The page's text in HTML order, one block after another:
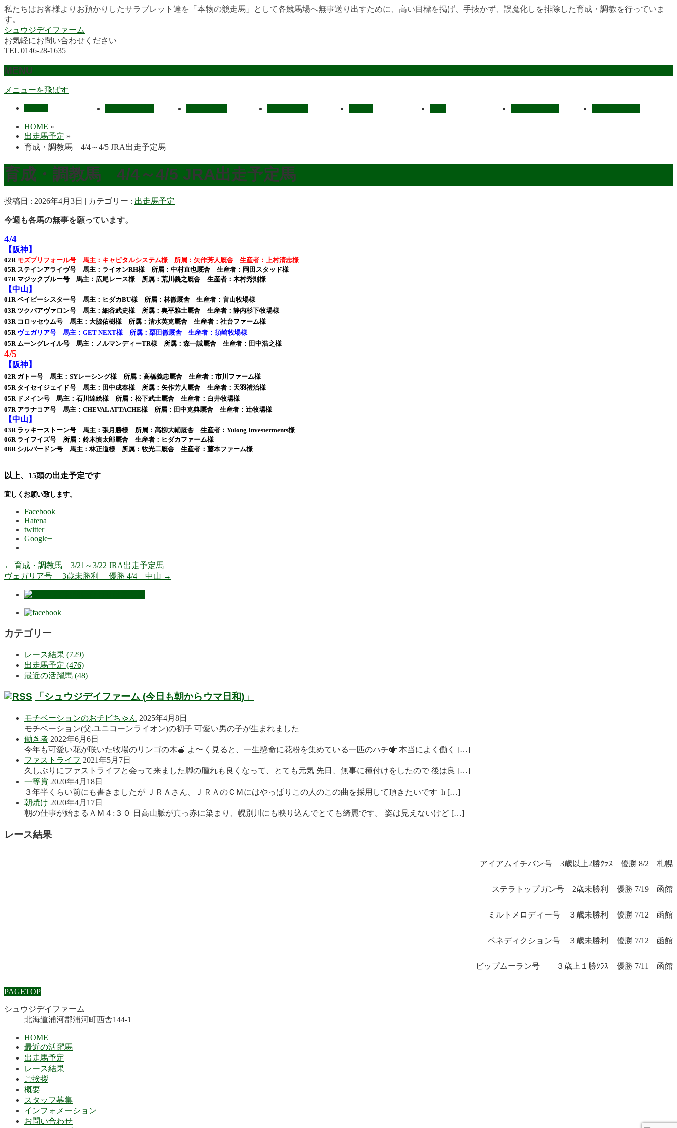
私たちはお客様よりお預かりしたサラブレット達を「本物の競走馬」として各競馬場へ無事送り出すために、高い目標を掲げ、手抜かず、誤魔化しを排除した育成・調教を行っていま
す。
シュウジデイファーム
お気軽にお問い合わせください
TEL 0146-28-1635
MENU
メニューを飛ばす
HOME »
出走馬予定 »
育成・調教馬 4/4～4/5 JRA出走予定馬
育成・調教馬 4/4～4/5 JRA出走予定馬
投稿日 : 2026年4月3日 カテゴリー : 出走馬予定
今週も各馬の無事を願っています。
4/4
【阪神】
02R モズプリフォール号 馬主：キャピタルシステム様 所属：矢作芳人厩舎 生産者：上村清志様
05R ステインアライヴ号 馬主：ライオンRH様 所属：中村直也厩舎 生産者：岡田スタッド様
07R マジックブルー号 馬主：広尾レース様 所属：荒川義之厩舎 生産者：木村秀則様
【中山】
01R ベイビーシスター号 馬主：ヒダカBU様 所属：林徹厩舎 生産者：畠山牧場様
03R ツクバアヴァロン号 馬主：細谷武史様 所属：奥平雅士厩舎 生産者：静内杉下牧場様
03R コロッセウム号 馬主：大脇佑樹様 所属：清水英克厩舎 生産者：社台ファーム様
05R ヴェガリア号 馬主：GET NEXT様 所属：栗田徹厩舎 生産者：須崎牧場様
05R ムーングレイル号 馬主：ノルマンディーTR様 所属：森一誠厩舎 生産者：田中浩之様
4/5
【阪神】
02R ガトー号 馬主：SYレーシング様 所属：高橋義忠厩舎 生産者：市川ファーム様
05R タイセイジェイド号 馬主：田中成奉様 所属：矢作芳人厩舎 生産者：天羽禮治様
05R ドメイン号 馬主：石川達絵様 所属：松下武士厩舎 生産者：白井牧場様
07R アラナコア号 馬主：CHEVAL ATTACHE様 所属：田中克典厩舎 生産者：辻牧場様
【中山】
03R ラッキーストーン号 馬主：張月勝様 所属：高柳大輔厩舎 生産者：Yulong Investerments様
06R ライフイズ号 所属：鈴木慎太郎厩舎 生産者：ヒダカファーム様
08R シルバードン号 馬主：林正道様 所属：牧光二厩舎 生産者：藤本ファーム様
以上、15頭の出走予定です
宜しくお願い致します。
Facebook
Hatena
twitter
Google+
← 育成・調教馬 3/21～3/22 JRA出走予定馬
ヴェガリア号 3歳未勝利 優勝 4/4 中山 →
カテゴリー
レース結果 (729)
出走馬予定 (476)
最近の活躍馬 (48)
「シュウジデイファーム (今日も朝からウマ日和)」
モチベーションのおチビちゃん 2025年4月8日
モチベーション(父.ユニコーンライオン)の初子 可愛い男の子が生まれました
働き者 2022年6月6日
今年も可愛い花が咲いた牧場のリンゴの木🍎 よ〜く見ると、一生懸命に花粉を集めている一匹のハチ🐝 本当によく働く […]
ファストライフ 2021年5月7日
久しぶりにファストライフと会って来ました脚の腫れも良くなって、とても元気 先日、無事に種付けをしたので 後は良 […]
一等賞 2020年4月18日
３年半くらい前にも書きましたが ＪＲＡさん、ＪＲＡのＣＭにはやっぱりこの人のこの曲を採用して頂きたいです h […]
朝焼け 2020年4月17日
朝の仕事が始まるＡＭ４:３０ 日高山脈が真っ赤に染まり、幌別川にも映り込んでとても綺麗です。 姿は見えないけど […]
レース結果
アイアムイチバン号 3歳以上2勝ｸﾗｽ 優勝 8/2 札幌
ステラトップガン号 2歳未勝利 優勝 7/19 函館
ミルトメロディー号 ３歳未勝利 優勝 7/12 函館
ベネディクション号 ３歳未勝利 優勝 7/12 函館
ビップムーラン号 ３歳上１勝ｸﾗｽ 優勝 7/11 函館
PAGETOP
シュウジデイファーム
北海道浦河郡浦河町西舎144-1
HOME
最近の活躍馬
出走馬予定
レース結果
ご挨拶
概要
スタッフ募集
インフォメーション
お問い合わせ